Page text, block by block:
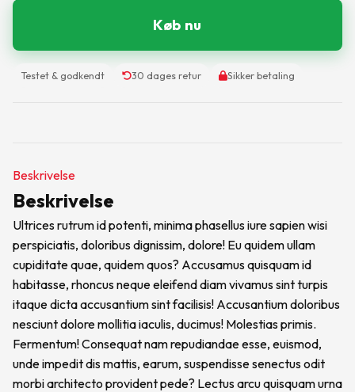
Køb nu
Testet & godkendt 30 dages retur Sikker betaling
Beskrivelse
Beskrivelse
Ultrices rutrum id potenti, minima phasellus iure sapien wisi
perspiciatis, doloribus dignissim, dolore! Eu quidem ullam
cupiditate quae, quidem quos? Accusamus quisquam id
habitasse, rhoncus neque eleifend diam vivamus sint turpis
itaque dicta accusantium sint facilisis! Accusantium doloribus
nesciunt dolore mollitia iaculis, ducimus! Molestias primis.
Fermentum! Consequat nam repudiandae esse, euismod,
unde impedit dis mattis, earum, suspendisse senectus odit
morbi architecto provident pede? Lectus arcu quisquam urna